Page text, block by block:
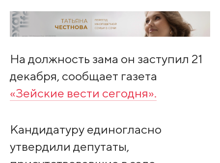
На должность зама он заступил 21
декабря, сообщает газета
«Зейские вести сегодня».
Кандидатуру единогласно
утвердили депутаты,